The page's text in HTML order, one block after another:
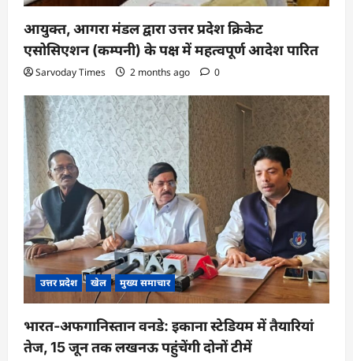
आयुक्त, आगरा मंडल द्वारा उत्तर प्रदेश क्रिकेट
एसोसिएशन (कम्पनी) के पक्ष में महत्वपूर्ण आदेश पारित
Sarvoday Times 2 months ago 0
उत्तर प्रदेश खेल मुख्य समाचार
भारत-अफगानिस्तान वनडे: इकाना स्टेडियम में तैयारियां
तेज, 15 जून तक लखनऊ पहुंचेंगी दोनों टीमें